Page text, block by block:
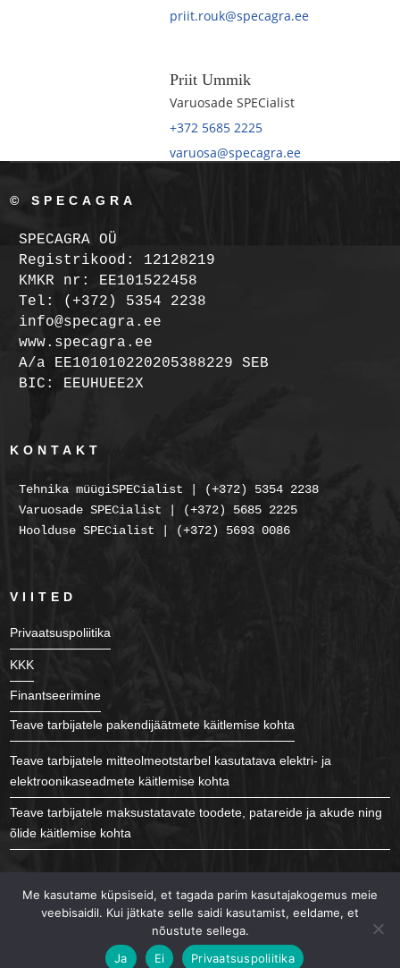
priit.rouk@specagra.ee
Priit Ummik
Varuosade SPECialist
+372 5685 2225
varuosa@specagra.ee
© SPECAGRA
SPECAGRA OÜ
Registrikood: 12128219
KMKR nr: EE101522458
Tel: (+372) 5354 2238
info@specagra.ee
www.specagra.ee
A/a EE101010220205388229 SEB
BIC: EEUHUEE2X
KONTAKT
Tehnika müügiSPECialist | (+372) 5354 2238
Varuosade SPECialist | (+372) 5685 2225
Hoolduse SPECialist | (+372) 5693 0086
VIITED
Privaatsuspoliitika
KKK
Finantseerimine
Teave tarbijatele pakendijäätmete käitlemise kohta
Teave tarbijatele mitteolmeotstarbel kasutatava elektri- ja
elektroonikaseadmete käitlemise kohta
Teave tarbijatele maksustatavate toodete, patareide ja akude ning
õlide käitlemise kohta
Me kasutame küpsiseid, et tagada parim kasutajakogemus meie
veebisaidil. Kui jätkate selle saidi kasutamist, eeldame, et
nõustute sellega.
Ja
Ei Privaatsuspoliitika